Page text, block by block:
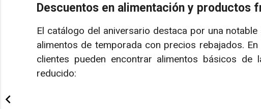
Descuentos en alimentación y productos
El catálogo del aniversario destaca por una
alimentos de temporada con precios rebajados.
clientes pueden encontrar alimentos básicos
reducido: